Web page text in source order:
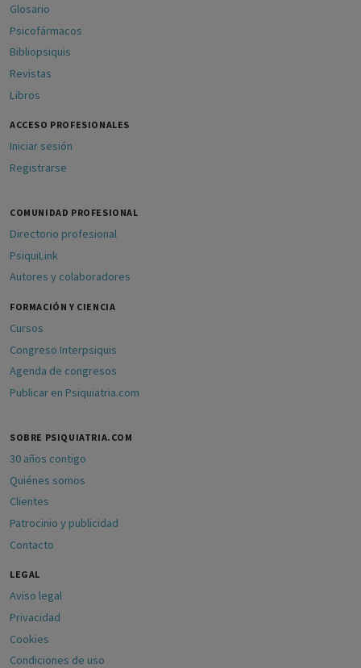
Glosario
Psicofármacos
Bibliopsiquis
Revistas
Libros
ACCESO PROFESIONALES
Iniciar sesión
Registrarse
COMUNIDAD PROFESIONAL
Directorio profesional
PsiquiLink
Autores y colaboradores
FORMACIÓN Y CIENCIA
Cursos
Congreso Interpsiquis
Agenda de congresos
Publicar en Psiquiatria.com
SOBRE PSIQUIATRIA.COM
30 años contigo
Quiénes somos
Clientes
Patrocinio y publicidad
Contacto
LEGAL
Aviso legal
Privacidad
Cookies
Condiciones de uso